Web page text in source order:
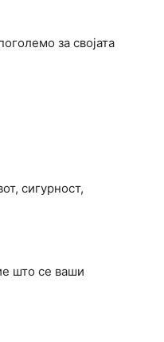
за својата
сигурност,
што се ваши